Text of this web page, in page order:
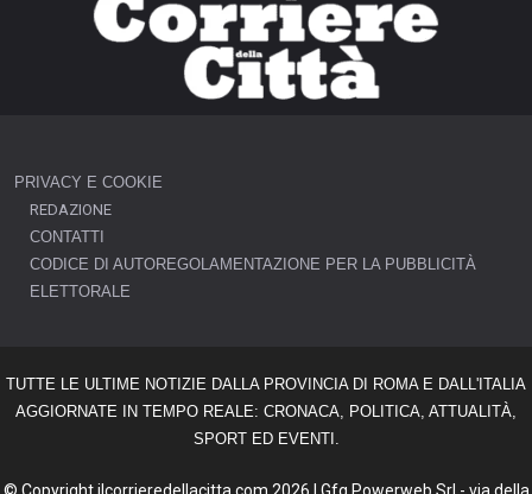
PRIVACY E COOKIE
REDAZIONE
CONTATTI
CODICE DI AUTOREGOLAMENTAZIONE PER LA PUBBLICITÀ
ELETTORALE
TUTTE LE ULTIME NOTIZIE DALLA PROVINCIA DI ROMA E DALL'ITALIA
AGGIORNATE IN TEMPO REALE: CRONACA, POLITICA, ATTUALITÀ,
SPORT ED EVENTI.
© Copyright ilcorrieredellacitta.com 2026 | Gfg Powerweb Srl - via della